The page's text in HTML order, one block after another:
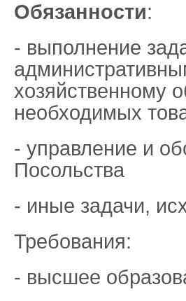
Обязанности:
- выполнение
хозяйственному
необходимых
- управление и
Посольства
- иные задачи,
Требования:
- высшее